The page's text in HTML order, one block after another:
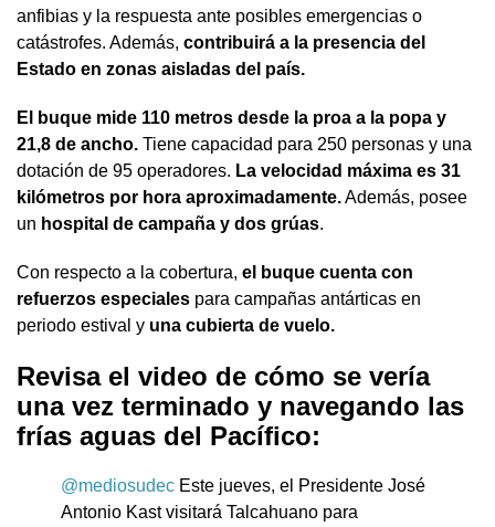
anfibias y la respuesta ante posibles emergencias o
catástrofes. Además, contribuirá a la presencia del
Estado en zonas aisladas del país.
El buque mide 110 metros desde la proa a la popa y
21,8 de ancho. Tiene capacidad para 250 personas y una
dotación de 95 operadores. La velocidad máxima es 31
kilómetros por hora aproximadamente.Además, posee
un hospital de campaña y dos grúas.
Con respecto a la cobertura, el buque cuenta con
refuerzos especiales para campañas antárticas en
periodo estival y una cubierta de vuelo.
Revisa el video de cómo se vería
una vez terminado y navegando las
frías aguas del Pacífico:
@mediosudec Este jueves, el Presidente José
Antonio Kast visitará Talcahuano para